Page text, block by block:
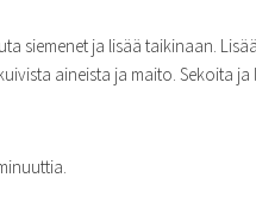
siemenet ja lisää taikinaan.
aineista ja maito. Sekoita